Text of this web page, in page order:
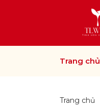
Trang chủ
Trang chủ